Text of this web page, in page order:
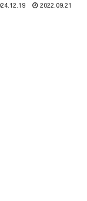
2022.09.21